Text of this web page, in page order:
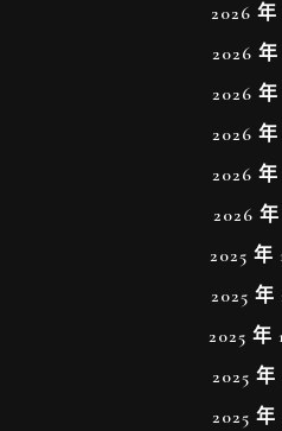
2026 年
2026 年
2026 年
2026 年
2026 年
2026 年
2025 年
2025 年
2025 年
2025 年
2025 年